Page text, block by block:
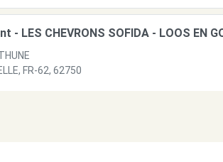
- LES CHEVRONS SOFIDA - LOOS EN
FR-62, 62750